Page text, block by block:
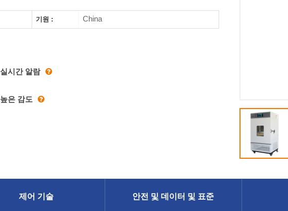
기원 : China
실시간 알람
높은 감도
제어 기술 안전 및 데이터 및 표준